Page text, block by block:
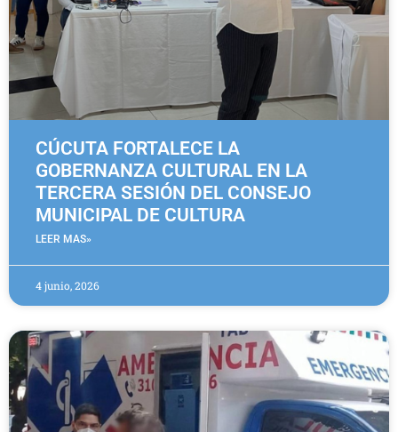
CÚCUTA FORTALECE LA
GOBERNANZA CULTURAL EN LA
TERCERA SESIÓN DEL CONSEJO
MUNICIPAL DE CULTURA
LEER MAS»
4 junio, 2026